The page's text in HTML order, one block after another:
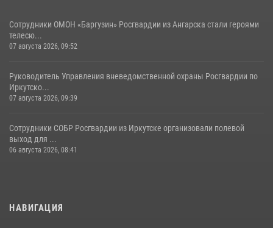
Сотрудники ОМОН «Баргузин» Росгвардии из Ангарска стали героями
телесю...
07 августа 2026, 09:52
Руководитель Управления вневедомственной охраны Росгвардии по
Иркутско...
07 августа 2026, 09:39
Сотрудники СОБР Росгвардии из Иркутске организовали полевой
выход для ...
06 августа 2026, 08:41
НАВИГАЦИЯ